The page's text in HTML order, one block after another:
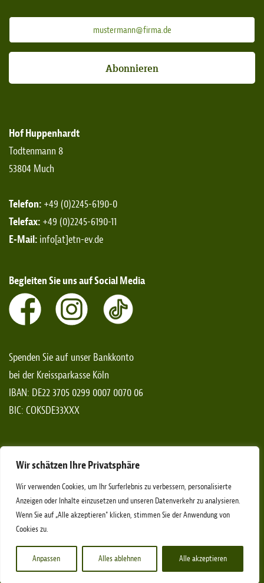
Wir schätzen Ihre Privatsphäre
Wir verwenden Cookies, um Ihr Surferlebnis zu verbessern, personalisierte
Anzeigen oder Inhalte einzusetzen und unseren Datenverkehr zu analysieren.
Wenn Sie auf „Alle akzeptieren" klicken, stimmen Sie der Anwendung von
Cookies zu.
Anpassen Alles ablehnen Alle akzeptieren
Abonnieren
Hof Huppenhardt
Todtenmann 8
53804 Much
Telefon: +49 (0)2245-6190-0
Telefax: +49 (0)2245-6190-11
E-Mail: info[at]etn-ev.de
Begleiten Sie uns auf Social Media
Spenden Sie auf unser Bankkonto
bei der Kreissparkasse Köln
IBAN: DE22 3705 0299 0007 0070 06
BIC: COKSDE33XXX
*Spendenaufrufe gelten nicht für das Bundesgebiet von
Rheinland-Pfalz
Impressum Datenschutz